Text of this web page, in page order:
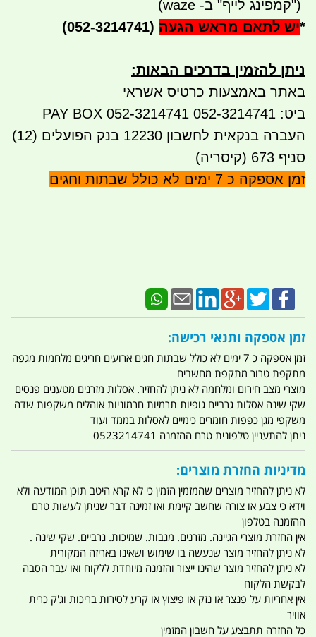
")קמפינג לייף" ב- waze)
*יש לתאם מראש הגעה (052-3214741)
ניתן להזמין בדרכים הבאות:
באתר באמצעות כרטיס אשראי
ביט: 052-3214741 PAY BOX 052-3214741
העברה בנקאית לחשבון 12230 בנק הפועלים (12)
סניף 673 (קיסריה)
זמן אספקה כ 7 ימים לא כולל שבתות וחגים
זמן אספקה ותנאי רכישה:
זמן אספקה כ 7 ימים לא כולל שבתות חגים ארועים חריגים מלחמות מגפה
מתקפת טרור מתקפת מחשבים
מוצרי מצב חירום ומלחמה לא ניתן להחזיר. אסלות מזרנים מטענים פנסים
שקי שינה אסלות גרביים גופיות תרמיות חרמוניות אוהלים משקפות שדה
משקפי מגן כפפות חומרים כימיים לאסלות בממד ועוד
ניתן להתעניין טלפונית טרם ההזמנה 0523214741
מדיניות החזרת מוצרים:
לא ניתן להחזיר מוצרים שהמזמין הזמין כי לא קרא היטב תוכן המודעה ולא
וידא כי צבע או צורה שחשב קיימת ואו זמינה דבר שניתן לעשות טרם
ההזמנה בטלפון
אין החזרת מוצרי הגיינה. מזרנים. מגבות. שמיכות. גרביים. שקי שינה .
לא ניתן להחזיר מוצר שנעשה בו שימוש ושאינו באריזה המקורית
לא ניתן להחזיר מוצר שהינו ייצור והזמנה מיוחדת ללקוח ואו עבר הסבה
לבקשת הלקוח
אין אחריות על פנצר או נזק או פיצוץ או קרע לסירות בריכות וג'ק כרית
אוויר
כל החזרה תתבצע על חשבון המזמין